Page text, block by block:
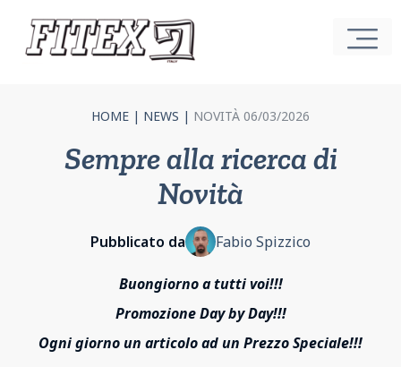
HOME | NEWS | NOVITÀ 06/03/2026
Sempre alla ricerca di
Novità
Pubblicato da Fabio Spizzico
Buongiorno a tutti voi!!!
Promozione Day by Day!!!
Ogni giorno un articolo ad un Prezzo Speciale!!!